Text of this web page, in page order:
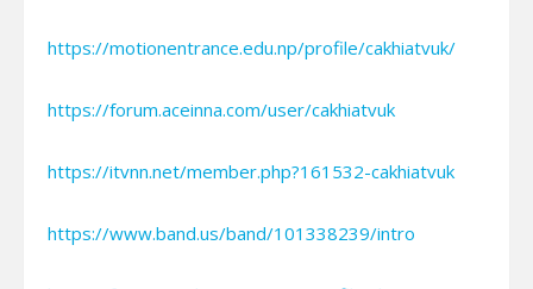
https://motionentrance.edu.np/profile/cakhiatvuk/
https://forum.aceinna.com/user/cakhiatvuk
https://itvnn.net/member.php?161532-cakhiatvuk
https://www.band.us/band/101338239/intro